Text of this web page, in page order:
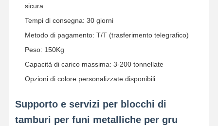
sicura
Tempi di consegna: 30 giorni
Metodo di pagamento: T/T (trasferimento telegrafico)
Peso: 150Kg
Capacità di carico massima: 3-200 tonnellate
Opzioni di colore personalizzate disponibili
Supporto e servizi per blocchi di
tamburi per funi metalliche per gru